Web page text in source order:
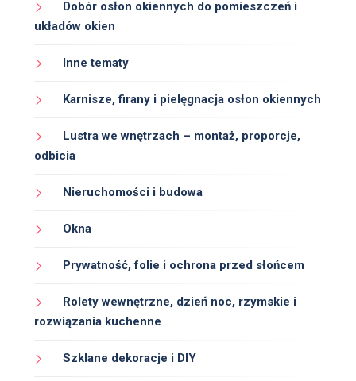
Dobór osłon okiennych do pomieszczeń i
układów okien
Inne tematy
Karnisze, firany i pielęgnacja osłon okiennych
Lustra we wnętrzach – montaż, proporcje,
odbicia
Nieruchomości i budowa
Okna
Prywatność, folie i ochrona przed słońcem
Rolety wewnętrzne, dzień noc, rzymskie i
rozwiązania kuchenne
Szklane dekoracje i DIY